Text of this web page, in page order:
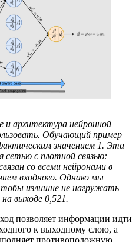
и архитектура нейронной
Обучающий пример
значением 1. Эта
сетью с плотной связью:
со всеми нейронами в
входного. Однако мы
излишне не нагружать
выходе 0,521.
позволяет информации идти
к выходному слою, а
противоположную